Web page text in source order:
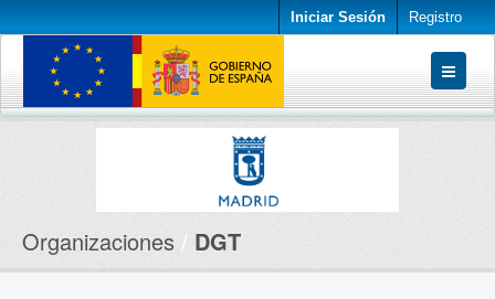
Iniciar Sesión Registro
Conjuntos de datos
Organizaciones DGT